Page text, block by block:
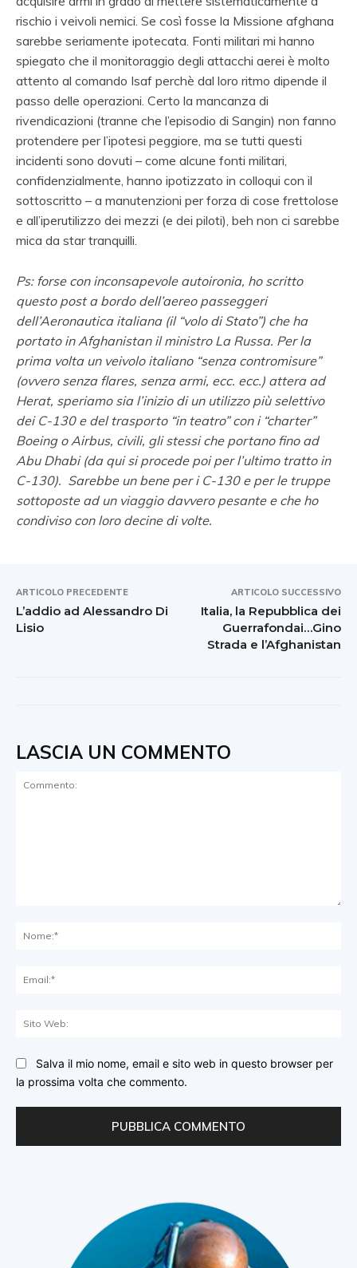
rischio i veivoli nemici. Se così fosse la Missione afghana
sarebbe seriamente ipotecata. Fonti militari mi hanno
spiegato che il monitoraggio degli attacchi aerei è molto
attento al comando Isaf perchè dal loro ritmo dipende il
passo delle operazioni. Certo la mancanza di
rivendicazioni (tranne che l’episodio di Sangin) non fanno
protendere per l’ipotesi peggiore, ma se tutti questi
incidenti sono dovuti – come alcune fonti militari,
confidenzialmente, hanno ipotizzato in colloqui con il
sottoscritto – a manutenzioni per forza di cose frettolose
e all’iperutilizzo dei mezzi (e dei piloti), beh non ci sarebbe
mica da star tranquilli.
Ps: forse con inconsapevole autoironia, ho scritto
questo post a bordo dell’aereo passeggeri
dell’Aeronautica italiana (il “volo di Stato”) che ha
portato in Afghanistan il ministro La Russa. Per la
prima volta un veivolo italiano “senza contromisure”
(ovvero senza flares, senza armi, ecc. ecc.) attera ad
Herat, speriamo sia l’inizio di un utilizzo più selettivo
dei C-130 e del trasporto “in teatro” con i “charter”
Boeing o Airbus, civili, gli stessi che portano fino ad
Abu Dhabi (da qui si procede poi per l’ultimo tratto in
C-130). Sarebbe un bene per i C-130 e per le truppe
sottoposte ad un viaggio davvero pesante e che ho
condiviso con loro decine di volte.
ARTICOLO PRECEDENTE
L’addio ad Alessandro Di
Lisio
ARTICOLO SUCCESSIVO
Italia, la Repubblica dei
Guerrafondai…Gino
Strada e l’Afghanistan
LASCIA UN COMMENTO
Salva il mio nome, email e sito web in questo browser per
la prossima volta che commento.